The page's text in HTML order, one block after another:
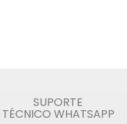
SUPORTE
TÉCNICO WHATSAPP